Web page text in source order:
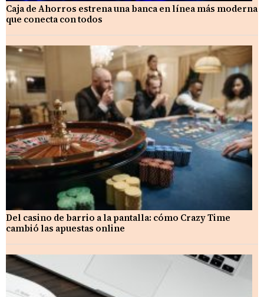
Caja de Ahorros estrena una banca en línea más moderna
que conecta con todos
Del casino de barrio a la pantalla: cómo Crazy Time
cambió las apuestas online